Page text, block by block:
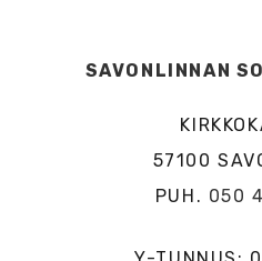
SAVONLINNAN
57100
PUH. 050